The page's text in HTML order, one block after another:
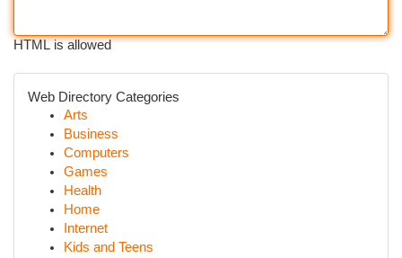
HTML is allowed
Web Directory Categories
Arts
Business
Computers
Games
Health
Home
Internet
Kids and Teens